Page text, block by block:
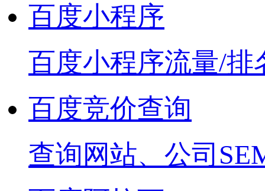
百度小程序
百度小程序流量/排
百度竞价查询
查询网站、公司